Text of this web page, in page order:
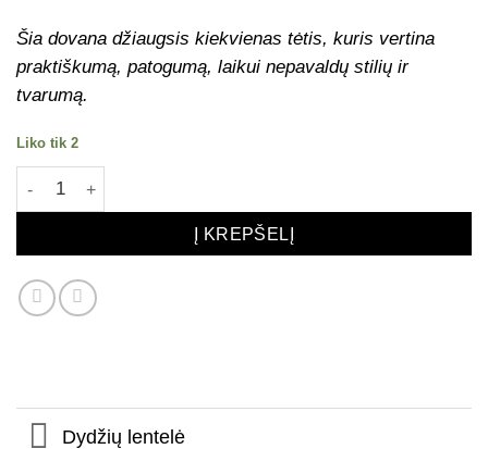
Šia dovana džiaugsis kiekvienas tėtis, kuris vertina
praktiškumą, patogumą, laikui nepavaldų stilių ir
tvarumą.
Liko tik 2
produkto kiekis: Kepurė PILKA dad
Į KREPŠELĮ
Dydžių lentelė